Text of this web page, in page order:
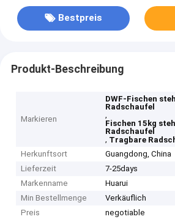
Bestpreis
Produkt-Beschreibung
Markieren
DWF-Fischen
Radschaufel
,
Fischen 15kg
Radschaufel
, Tragbare
Herkunftsort
Guangdong, China
Lieferzeit
7-25days
Markenname
Huarui
Min Bestellmenge
Verkäuflich
Preis
negotiable